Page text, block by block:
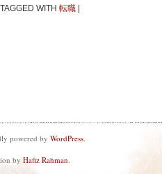
TAGGED WITH 転職
powered by WordPress.
by Hafiz Rahman.